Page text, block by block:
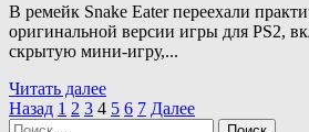
В ремейк Snake Eater переехали
оригинальной версии игры для PS2,
скрытую мини-игру,...
Читать далееПрочитать
больше
Пагинация
Назад 1 2 3 4 5 6 7 Далее
Найти: